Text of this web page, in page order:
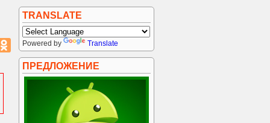
TRANSLATE
Powered by Translate
ПРЕДЛОЖЕНИЕ